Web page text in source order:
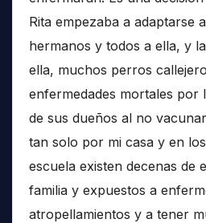
Rita empezaba a adaptarse
hermanos y todos a ella, y
ella, muchos perros
enfermedades mortales por
de sus dueños al no
tan solo por mi casa y en
escuela existen decenas de
familia y expuestos a
atropellamientos y a tener